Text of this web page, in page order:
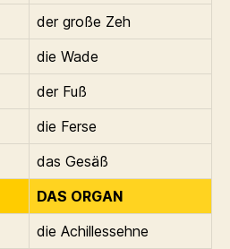
der große Zeh
die Wade
der Fuß
die Ferse
das Gesäß
DAS ORGAN
die Achillessehne